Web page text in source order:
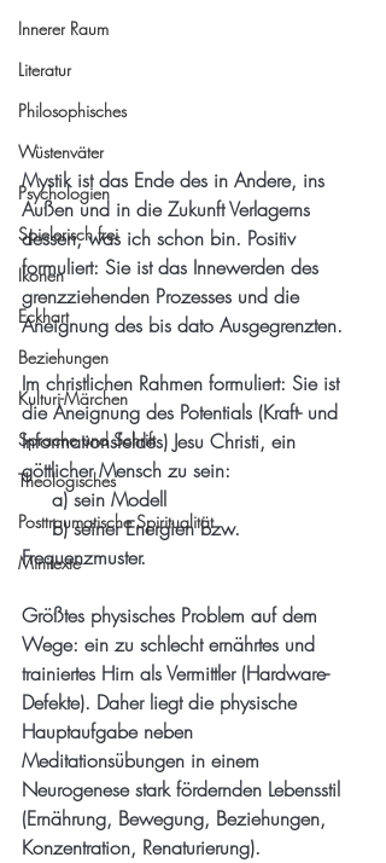
Innerer Raum
Literatur
Philosophisches
Wüstenväter
Psychologien
Spielerisch frei
Ikonen
Eckhart
Beziehungen
Kulturi-Märchen
Sprache und Schrift
Theologisches
Posttraumatische Spiritualität
Minitexte
Mystik ist das Ende des in Andere, ins
Außen und in die Zukunft Verlagerns
dessen, was ich schon bin. Positiv
formuliert: Sie ist das Innewerden des
grenzziehenden Prozesses und die
Aneignung des bis dato Ausgegrenzten.
Im christlichen Rahmen formuliert: Sie ist
die Aneignung des Potentials (Kraft- und
Informationsfeldes) Jesu Christi, ein
göttlicher Mensch zu sein:
     a) sein Modell
     b) seiner Energien bzw.
Frequenzmuster.
Größtes physisches Problem auf dem
Wege: ein zu schlecht ernährtes und
trainiertes Hirn als Vermittler (Hardware-
Defekte). Daher liegt die physische
Hauptaufgabe neben
Meditationsübungen in einem
Neurogenese stark fördernden Lebensstil
(Ernährung, Bewegung, Beziehungen,
Konzentration, Renaturierung).